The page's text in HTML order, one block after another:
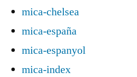
mica-chelsea
mica-españa
mica-espanyol
mica-index